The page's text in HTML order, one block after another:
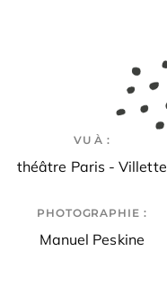
VU À :
théâtre Paris - Villette
PHOTOGRAPHIE :
Manuel Peskine